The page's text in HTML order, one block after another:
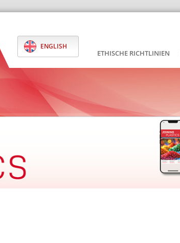
ENGLISH
ETHISCHE RICHTLINIEN